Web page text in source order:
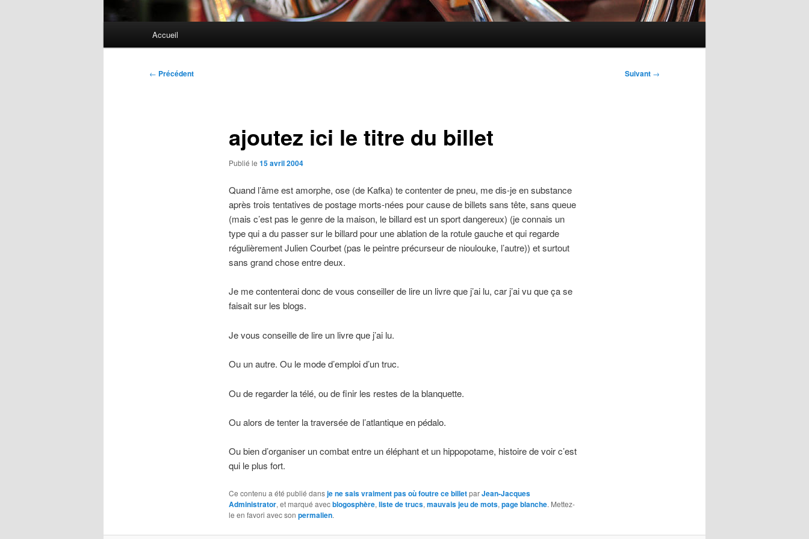
Accueil
Navigation
← Précédent Suivant →
ajoutez ici le titre du billet
Publié le 15 avril 2004
Quand l’âme est amorphe, ose (de Kafka) te contenter de pneu, me dis-je en substance
après trois tentatives de postage morts-nées pour cause de billets sans tête, sans queue
(mais c’est pas le genre de la maison, le billard est un sport dangereux) (je connais un
type qui a du passer sur le billard pour une ablation de la rotule gauche et qui regarde
régulièrement Julien Courbet (pas le peintre précurseur de nioulouke, l’autre)) et surtout
sans grand chose entre deux.
Je me contenterai donc de vous conseiller de lire un livre que j’ai lu, car j’ai vu que ça se
faisait sur les blogs.
Je vous conseille de lire un livre que j’ai lu.
Ou un autre. Ou le mode d’emploi d’un truc.
Ou de regarder la télé, ou de finir les restes de la blanquette.
Ou alors de tenter la traversée de l’atlantique en pédalo.
Ou bien d’organiser un combat entre un éléphant et un hippopotame, histoire de voir c’est
qui le plus fort.
Ce contenu a été publié dansje ne sais vraiment pas où foutre ce billetparJean-Jacques
Administrator, et marqué avecblogosphère, liste de trucs, mauvais jeu de mots, page blanche. Mettez-
le en favori avec son permalien.